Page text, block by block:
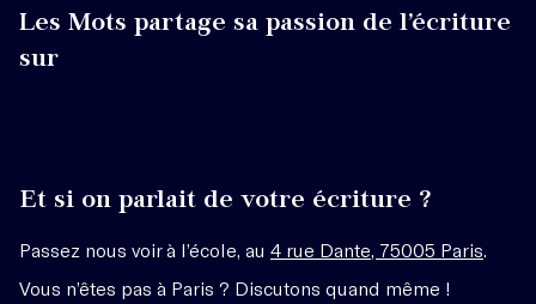
Les Mots partage sa passion de l’écriture
sur
Et si on parlait de votre écriture ?
Passez nous voir à l’école, au 4 rue Dante, 75005 Paris.
Vous n’êtes pas à Paris ? Discutons quand même !